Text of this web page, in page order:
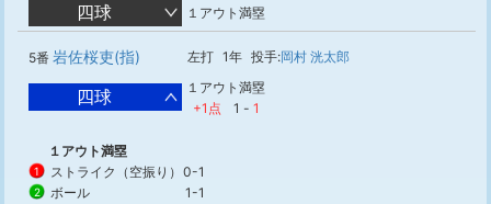
四球 １アウト満塁
5番 岩佐桜吏(指) 左打 1年 投手:岡村 洸太郎
四球
１アウト満塁
+1点
1 - 1
１アウト満塁
1 ストライク（空振り） 0-1
2 ボール 1-1